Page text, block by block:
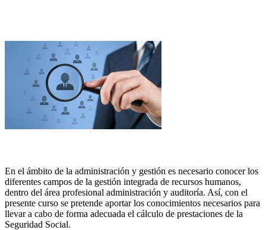
En el ámbito de la administración y gestión es necesario conocer los
diferentes campos de la gestión integrada de recursos humanos,
dentro del área profesional administración y auditoría. Así, con el
presente curso se pretende aportar los conocimientos necesarios para
llevar a cabo de forma adecuada el cálculo de prestaciones de la
Seguridad Social.